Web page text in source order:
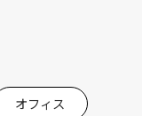
オフィス